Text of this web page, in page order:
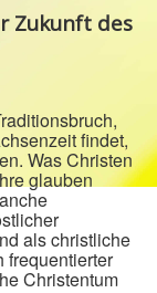
Zukunft des
findet,
Was Christen
glauben
als christliche
frequentierter
Christentum